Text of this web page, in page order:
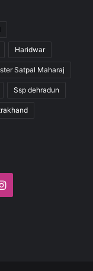
Haridwar
Satpal Maharaj
Ssp dehradun
Instagram